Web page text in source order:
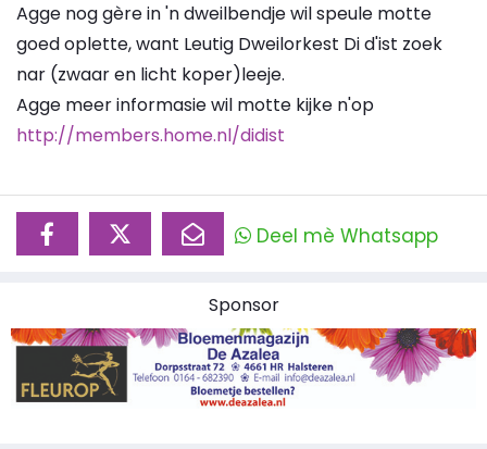
Agge nog gère in 'n dweilbendje wil speule motte
goed oplette, want Leutig Dweilorkest Di d'ist zoek
nar (zwaar en licht koper)leeje.
Agge meer informasie wil motte kijke n'op
http://members.home.nl/didist
Deel mè Whatsapp
Sponsor